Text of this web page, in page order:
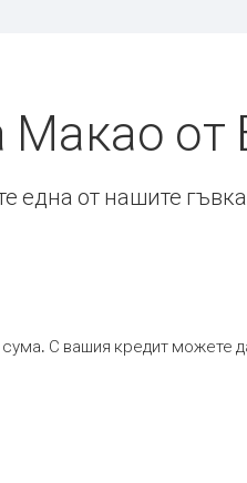
Макао от
една от нашите
сума. С вашия кредит можете